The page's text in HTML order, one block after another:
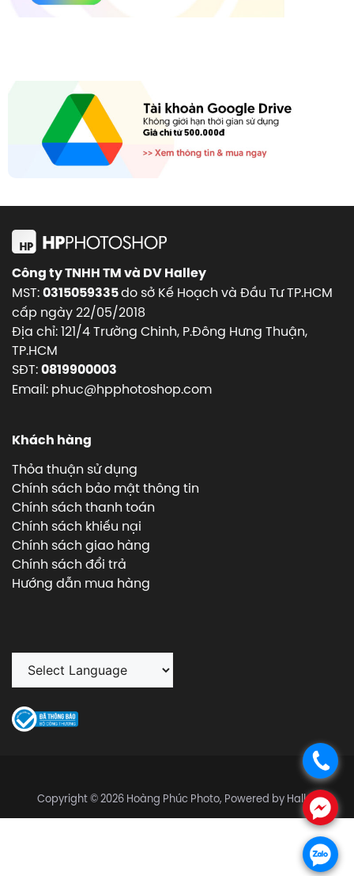
.
.
.
Công ty TNHH TM và DV Halley
MST:0315059335do sở Kế Hoạch và Đầu Tư TP.HCM
cấp ngày 22/05/2018
Địa chỉ: 121/4 Trường Chinh, P.Đông Hưng Thuận,
TP.HCM
SĐT:0819900003
Email: phuc@hpphotoshop.com
Khách hàng
Thỏa thuận sử dụng
Chính sách bảo mật thông tin
Chính sách thanh toán
Chính sách khiếu nại
Chính sách giao hàng
Chính sách đổi trả
Hướng dẫn mua hàng
Copyright © 2026 Hoàng Phúc Photo, Powered by Halley